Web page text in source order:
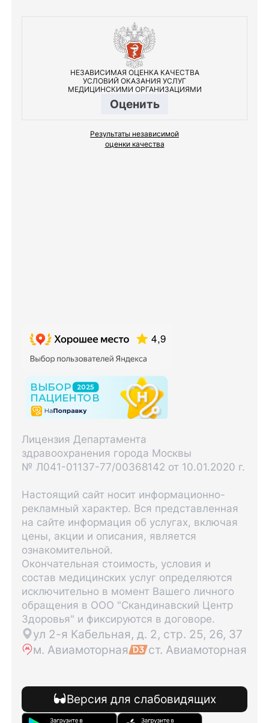
НЕЗАВИСИМАЯ ОЦЕНКА КАЧЕСТВА
УСЛОВИЙ ОКАЗАНИЯ УСЛУГ
МЕДИЦИНСКИМИ ОРГАНИЗАЦИЯМИ
Оценить
Результаты независимой
оценки качества
Лицензия Департамента
здравоохранения города Москвы
№ Л041-01137-77/00368142 от 10.01.2020 г.
Настоящий сайт носит информационно-
рекламный характер. Вся представленная
на сайте информация об услугах, включая
цены, акции и описания, является
ознакомительной.
Окончательная стоимость, условия и
состав медицинских услуг определяются
исключительно в момент Вашего личного
обращения в ООО "Скандинавский Центр
Здоровья" и фиксируются в договоре.
ул 2-я Кабельная, д. 2, стр. 25, 26, 37
м. Авиамоторная
ст. Авиамоторная
Версия для слабовидящих